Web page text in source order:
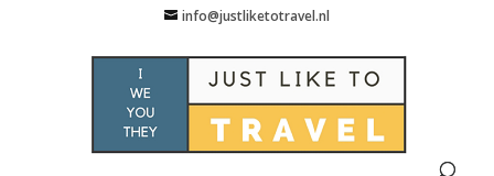
info@justliketotravel.nl